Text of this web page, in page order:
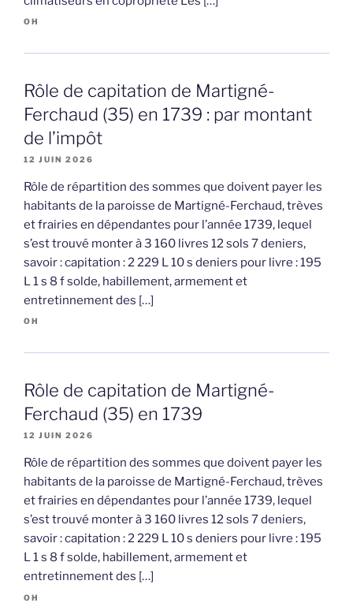
OH
Rôle de capitation de Martigné-
Ferchaud (35) en 1739 : par montant
de l’impôt
12 JUIN 2026
Rôle de répartition des sommes que doivent payer les
habitants de la paroisse de Martigné-Ferchaud, trèves
et frairies en dépendantes pour l’année 1739, lequel
s’est trouvé monter à 3 160 livres 12 sols 7 deniers,
savoir : capitation : 2 229 L 10 s deniers pour livre : 195
L 1 s 8 f solde, habillement, armement et
entretinnement des […]
OH
Rôle de capitation de Martigné-
Ferchaud (35) en 1739
12 JUIN 2026
Rôle de répartition des sommes que doivent payer les
habitants de la paroisse de Martigné-Ferchaud, trèves
et frairies en dépendantes pour l’année 1739, lequel
s’est trouvé monter à 3 160 livres 12 sols 7 deniers,
savoir : capitation : 2 229 L 10 s deniers pour livre : 195
L 1 s 8 f solde, habillement, armement et
entretinnement des […]
OH